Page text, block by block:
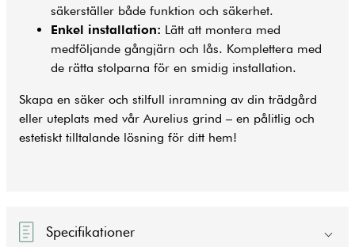
säkerställer både funktion och säkerhet.
Enkel installation: Lätt att montera med
medföljande gångjärn och lås. Komplettera med
de rätta stolparna för en smidig installation.
Skapa en säker och stilfull inramning av din trädgård
eller uteplats med vår Aurelius grind – en pålitlig och
estetiskt tilltalande lösning för ditt hem!
Specifikationer